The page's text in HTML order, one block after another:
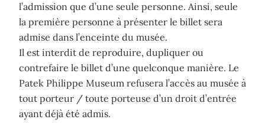
l’admission que d’une seule personne. Ainsi, seule
la première personne à présenter le billet sera
admise dans l’enceinte du musée.
Il est interdit de reproduire, dupliquer ou
contrefaire le billet d’une quelconque manière. Le
Patek Philippe Museum refusera l’accès au musée à
tout porteur / toute porteuse d’un droit d’entrée
ayant déjà été admis.